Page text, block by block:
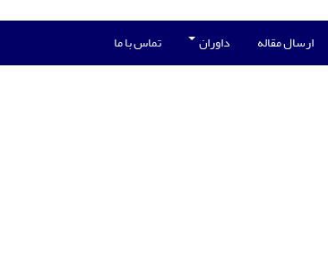
ارسال مقاله داوران تماس با ما